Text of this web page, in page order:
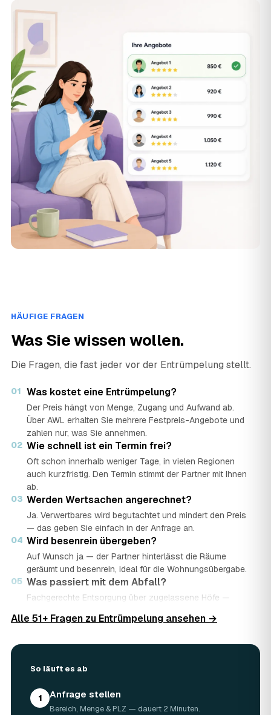
HÄUFIGE FRAGEN
Was Sie wissen wollen.
Die Fragen, die fast jeder vor der Entrümpelung stellt.
01 Was kostet eine Entrümpelung?
Der Preis hängt von Menge, Zugang und Aufwand ab.
Über AWL erhalten Sie mehrere Festpreis-Angebote und
zahlen nur, was Sie annehmen.
02 Wie schnell ist ein Termin frei?
Oft schon innerhalb weniger Tage, in vielen Regionen
auch kurzfristig. Den Termin stimmt der Partner mit Ihnen
ab.
03 Werden Wertsachen angerechnet?
Ja. Verwertbares wird begutachtet und mindert den Preis
— das geben Sie einfach in der Anfrage an.
04 Wird besenrein übergeben?
Auf Wunsch ja — der Partner hinterlässt die Räume
geräumt und besenrein, ideal für die Wohnungsübergabe.
05 Was passiert mit dem Abfall?
Fachgerechte Entsorgung über zugelassene Höfe —
Nachweis.
Angebote und entscheiden in Ruhe.
Alle 51+ Fragen zu Entrümpelung ansehen →
So läuft es ab
1 Anfrage stellen
Bereich, Menge & PLZ — dauert 2 Minuten.